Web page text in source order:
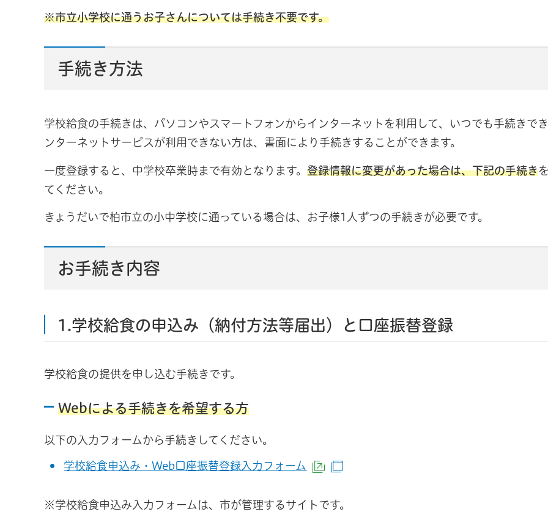
※市立小学校に通うお子さんについては手続き不要です。
手続き方法
学校給食の手続きは、パソコンやスマートフォンからインターネットを利用して、いつでも手続きで
ンターネットサービスが利用できない方は、書面により手続きすることができます。
一度登録すると、中学校卒業時まで有効となります。 登録情報に変更があった場合は、下記の手続き
てください。
きょうだいで柏市立の小中学校に通っている場合は、お子様1人ずつの手続きが必要です。
お手続き内容
1.学校給食の申込み（納付方法等届出）と口座振替登録
学校給食の提供を申し込む手続きです。
Webによる手続きを希望する方
以下の入力フォームから手続きしてください。
学校給食申込み・Web口座振替登録入力フォーム （外部サイトへリンク）
※学校給食申込み入力フォームは、市が管理するサイトです。